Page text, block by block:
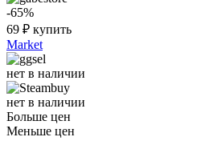
-65%
69 ₽ купить
Market
нет в наличии
нет в наличии
Больше цен
Меньше цен